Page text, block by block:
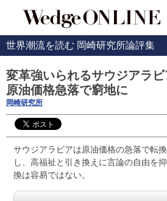
世界潮流を読む 岡崎研究所論評集
変革強いられるサウジアラビ
原油価格急落で窮地に
岡崎研究所
サウジアラビアは原油価格の急落で転
し、高福祉と引き換えに言論の自由を
換は容易ではない。